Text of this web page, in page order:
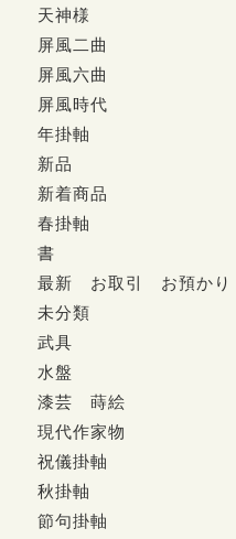
天神様
屏風二曲
屏風六曲
屏風時代
年掛軸
新品
新着商品
春掛軸
書
最新 お取引 お預かり
未分類
武具
水盤
漆芸 蒔絵
現代作家物
祝儀掛軸
秋掛軸
節句掛軸